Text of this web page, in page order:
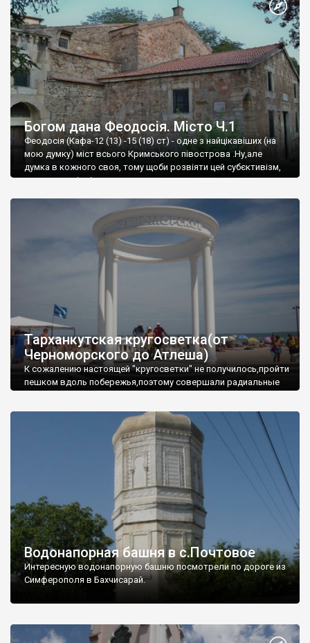
Богом дана Феодосія. Місто Ч.1
Феодосія (Кафа-12 (13) -15 (18) ст) - одне з найцікавіших (на
мою думку) міст всього Кримського півострова .Ну,але
думка в кожного своя, тому щоби розвіяти цей субєктивізм,
запрошую відвідати це
Тарханкутская кругосветка(от
Черноморского до Атлеша)
К сожалению настоящей "кругосветки" не получилось,пройти
пешком вдоль побережья,поэтому совершали радиальные
Водонапорная башня в с.Почтовое
Интересную водонапорную башню посмотрели по дороге из
Симферополя в Бахчисарай.